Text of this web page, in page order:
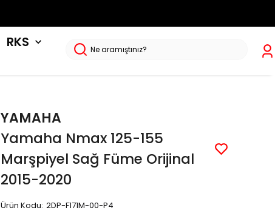
RKS
YAMAHA
Yamaha Nmax 125-155
Marşpiyel Sağ Füme Orijinal
2015-2020
Ürün Kodu: 2DP-F171M-00-P4